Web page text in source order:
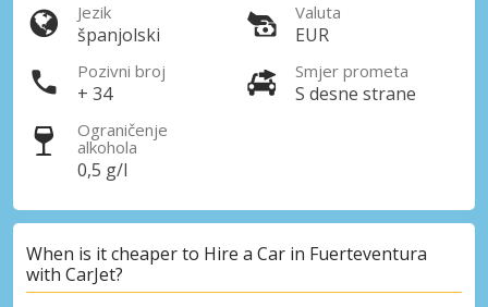
Prijava putem eLinka
Jezik
španjolski
Valuta
EUR
Pozivni broj
+ 34
Smjer prometa
S desne strane
Ograničenje
alkohola
0,5 g/l
When is it cheaper to Hire a Car in Fuerteventura
with CarJet?